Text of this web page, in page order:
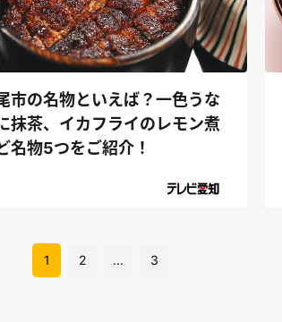
市の名物といえば？一色うな
抹茶、イカフライのレモン煮
名物5つをご紹介！
1 2 ... 3